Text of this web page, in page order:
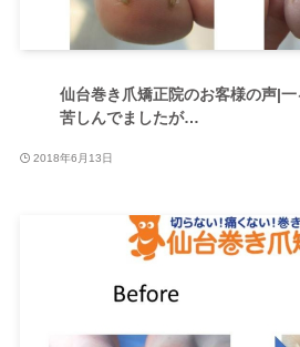
仙台巻き爪矯正院のお客様の声|
苦しんでましたが…
2018年6月13日